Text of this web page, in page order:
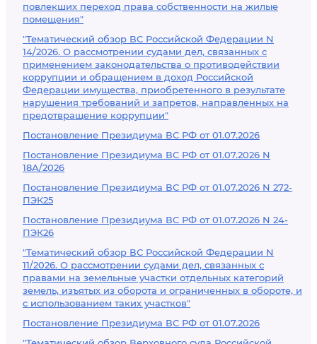
повлекших переход права собственности на жилые
помещения"
"Тематический обзор ВС Российской Федерации N
14/2026. О рассмотрении судами дел, связанных с
применением законодательства о противодействии
коррупции и обращением в доход Российской
Федерации имущества, приобретенного в результате
нарушения требований и запретов, направленных на
предотвращение коррупции"
Постановление Президиума ВС РФ от 01.07.2026
Постановление Президиума ВС РФ от 01.07.2026 N
18А/2026
Постановление Президиума ВС РФ от 01.07.2026 N 272-
ПЭК25
Постановление Президиума ВС РФ от 01.07.2026 N 24-
ПЭК26
"Тематический обзор ВС Российской Федерации N
11/2026. О рассмотрении судами дел, связанных с
правами на земельные участки отдельных категорий
земель, изъятых из оборота и ограниченных в обороте, и
с использованием таких участков"
Постановление Президиума ВС РФ от 01.07.2026